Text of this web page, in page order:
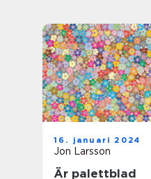
16. januari 2024
Jon Larsson
Är palettblad